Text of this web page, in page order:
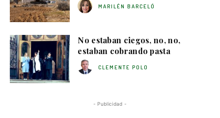
MARILÉN BARCELÓ
No estaban ciegos, no, no,
estaban cobrando pasta
CLEMENTE POLO
- Publicidad -